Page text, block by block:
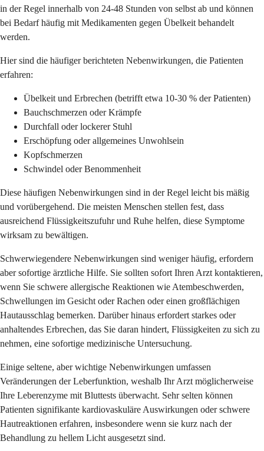
in der Regel innerhalb von 24-48 Stunden von selbst ab und können
bei Bedarf häufig mit Medikamenten gegen Übelkeit behandelt
werden.
Hier sind die häufiger berichteten Nebenwirkungen, die Patienten
erfahren:
Übelkeit und Erbrechen (betrifft etwa 10-30 % der Patienten)
Bauchschmerzen oder Krämpfe
Durchfall oder lockerer Stuhl
Erschöpfung oder allgemeines Unwohlsein
Kopfschmerzen
Schwindel oder Benommenheit
Diese häufigen Nebenwirkungen sind in der Regel leicht bis mäßig
und vorübergehend. Die meisten Menschen stellen fest, dass
ausreichend Flüssigkeitszufuhr und Ruhe helfen, diese Symptome
wirksam zu bewältigen.
Schwerwiegendere Nebenwirkungen sind weniger häufig, erfordern
aber sofortige ärztliche Hilfe. Sie sollten sofort Ihren Arzt kontaktieren,
wenn Sie schwere allergische Reaktionen wie Atembeschwerden,
Schwellungen im Gesicht oder Rachen oder einen großflächigen
Hautausschlag bemerken. Darüber hinaus erfordert starkes oder
anhaltendes Erbrechen, das Sie daran hindert, Flüssigkeiten zu sich zu
nehmen, eine sofortige medizinische Untersuchung.
Einige seltene, aber wichtige Nebenwirkungen umfassen
Veränderungen der Leberfunktion, weshalb Ihr Arzt möglicherweise
Ihre Leberenzyme mit Bluttests überwacht. Sehr selten können
Patienten signifikante kardiovaskuläre Auswirkungen oder schwere
Hautreaktionen erfahren, insbesondere wenn sie kurz nach der
Behandlung zu hellem Licht ausgesetzt sind.